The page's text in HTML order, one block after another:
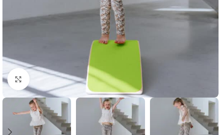
Klik om te vergroten